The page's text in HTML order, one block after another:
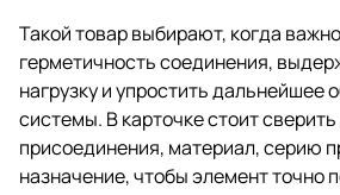
Такой товар выбирают, когда
герметичность соединения,
нагрузку и упростить дальнейшее
системы. В карточке стоит
присоединения, материал, серию
назначение, чтобы элемент точно